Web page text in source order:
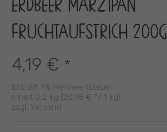
ERDBEER MARZIPAN
FRUCHTAUFSTRICH 200G
4,19 € *
Enthält 7% Mehrwertsteuer
Inhalt 0,2 kg (20,95 € */ 1 kg)
zzgl. Versand